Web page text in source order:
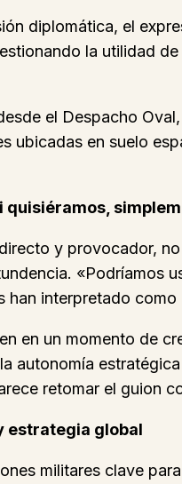
diplomática, el
la utilidad
el Despacho
ubicadas en suelo
quisiéramos,
y provocador,
«Podríamos
han interpretado como
en un momento de
autonomía
retomar el guion
estrategia global
militares clave